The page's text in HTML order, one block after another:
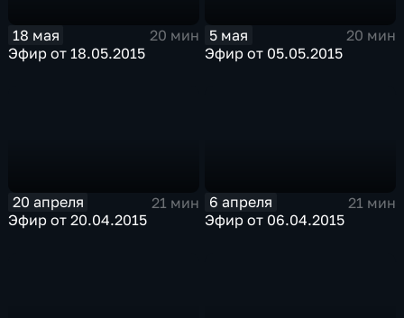
18 мая
20 мин
Эфир от 18.05.2015
5 мая
20 мин
Эфир от 05.05.2015
20 апреля
21 мин
Эфир от 20.04.2015
6 апреля
21 мин
Эфир от 06.04.2015